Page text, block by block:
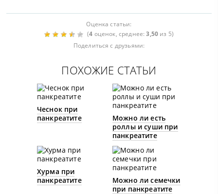
Оценка статьи:
(4 оценок, среднее:3,50 из 5)
Поделиться с друзьями:
ПОХОЖИЕ СТАТЬИ
Чеснок при
панкреатите
Можно ли есть
роллы и суши при
панкреатите
Хурма при
панкреатите
Можно ли семечки
при панкреатите